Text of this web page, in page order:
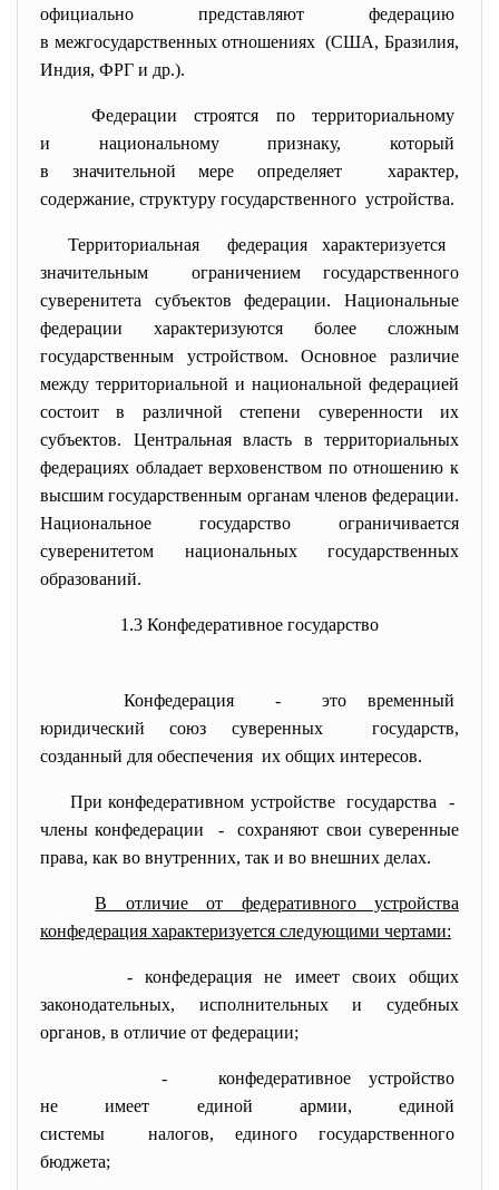
официально представляют федерацию
в межгосударственныхотношениях (США, Бразилия,
Индия, ФРГ и др.).
Федерации строятся по территориальному
и национальному признаку, который
в значительной мере определяет характер,
содержание, структуру государственного устройства.
Территориальная федерация характеризуется
значительным ограничением государственного
суверенитета субъектов федерации. Национальные
федерации характеризуются более сложным
государственным устройством. Основное различие
между территориальной и национальной федерацией
состоит в различной степени суверенности их
субъектов. Центральная власть в территориальных
федерациях обладает верховенством по отношению к
высшим государственным органам членов федерации.
Национальное государство ограничивается
суверенитетом национальных государственных
образований.
1.3 Конфедеративное государство
Конфедерация - это временный
юридический союз суверенных государств,
созданный для обеспечения их общих интересов.
При конфедеративном устройстве государства -
члены конфедерации - сохраняют свои суверенные
права, как во внутренних, так и во внешних делах.
В отличие от федеративного устройства
конфедерация характеризуется следующими чертами:
- конфедерация не имеет своих общих
законодательных, исполнительных и судебных
органов, в отличие от федерации;
- конфедеративное устройство
не имеет единой армии, единой
системы налогов, единого государственного
бюджета;